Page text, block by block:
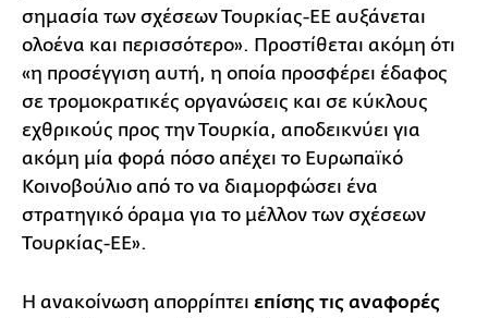
σημασία των σχέσεων Τουρκίας-ΕΕ αυξάνεται
ολοένα και περισσότερο». Προστίθεται ακόμη ότι
«η προσέγγιση αυτή, η οποία προσφέρει έδαφος
σε τρομοκρατικές οργανώσεις και σε κύκλους
εχθρικούς προς την Τουρκία, αποδεικνύει για
ακόμη μία φορά πόσο απέχει το Ευρωπαϊκό
Κοινοβούλιο από το να διαμορφώσει ένα
στρατηγικό όραμα για το μέλλον των σχέσεων
Τουρκίας-ΕΕ».
Η ανακοίνωση απορρίπτει επίσης τις αναφορές